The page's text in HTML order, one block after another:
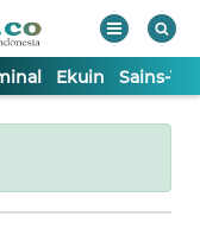
Ekuin Sains-